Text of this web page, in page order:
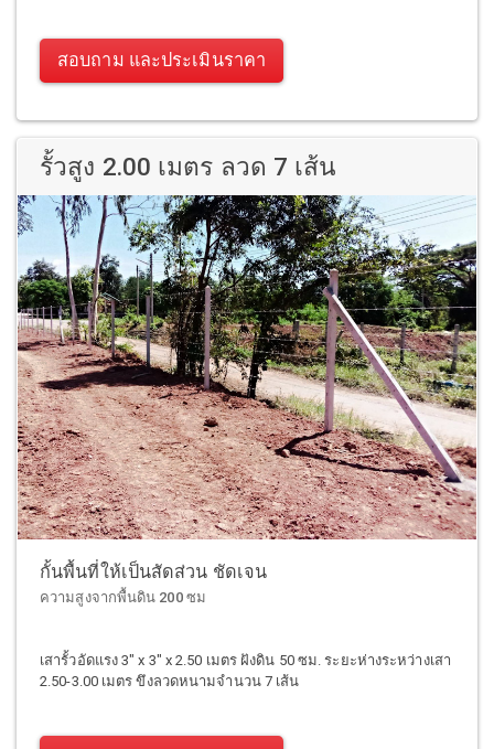
สอบถาม และประเมินราคา
รั้วสูง 2.00 เมตร ลวด 7 เส้น
กั้นพื้นที่ให้เป็นสัดส่วน ชัดเจน
ความสูงจากพื้นดิน 200 ซม
เสารั้วอัดแรง 3" x 3" x 2.50 เมตร ฝังดิน 50 ซม. ระยะห่างระหว่างเสา
2.50-3.00 เมตร ขึงลวดหนามจำนวน 7 เส้น